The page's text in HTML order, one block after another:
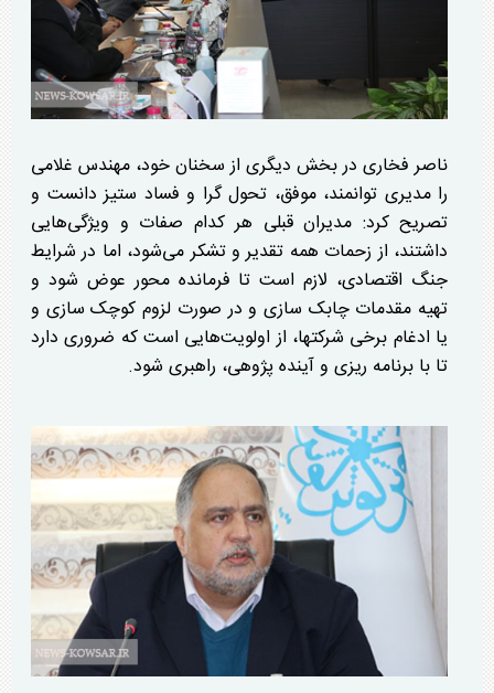
ناصر فخاری در بخش دیگری از سخنان خود، مهندس غلامی
را مدیری توانمند، موفق، تحول گرا و فساد ستیز دانست و
تصریح کرد: مدیران قبلی هر کدام صفات و ویژگی‌هایی
داشتند، از زحمات همه تقدیر و تشکر می‌شود، اما در شرایط
جنگ اقتصادی، لازم است تا فرمانده محور عوض شود و
تهیه مقدمات چابک سازی و در صورت لزوم کوچک سازی و
یا ادغام برخی شرکتها، از اولویت‌هایی است که ضروری دارد
تا با برنامه ریزی و آینده پژوهی، راهبری شود.